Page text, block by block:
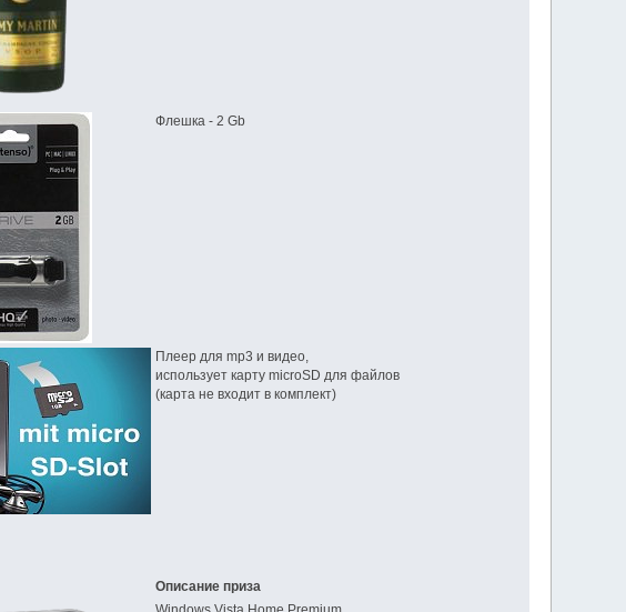
Флешка - 2 Gb
Плеер для mp3 и видео,
использует карту microSD для файлов
(карта не входит в комплект)
Описание приза